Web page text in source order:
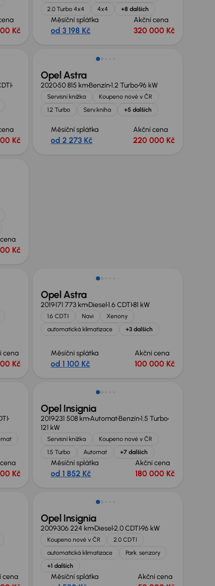
Kč
2.0 Turbo 4x4
4x4 +8 dalších
Měsíční splátka
od 3 198 Kč
Akční cena
320 000 Kč
Kč
Zlevněno o 10 000 Kč
Opel Astra
202050 815 kmBenzín1.2 Turbo96 kW
Servisní knížka
Koupeno nové v ČR
1.2 Turbo
Serv.kniha +5 dalších
Měsíční splátka
od 2 273 Kč
Akční cena
220 000 Kč
Kč
cena
Kč
Opel Astra
2019171 773 kmDiesel1.6 CDTI81 kW
1.6 CDTI Navi
Xenony
automatická klimatizace
+3 dalších
Měsíční splátka
od 1 100 Kč
Akční cena
100 000 Kč
Kč
Zlevněno o 50 000 Kč
Opel Insignia
2019231 508 kmAutomatBenzín1.5 Turbo
121 kW
Servisní knížka
Koupeno nové v ČR
1.5 Turbo
Automat +7 dalších
Měsíční splátka
od 1 852 Kč
Akční cena
180 000 Kč
cena
Zlevněno o 10 000 Kč
Opel Insignia
2009306 224 kmDiesel2.0 CDTI96 kW
Koupeno nové v ČR
2.0 CDTI
automatická klimatizace
Park. senzory
+1 dalších
Měsíční splátka Akční cena